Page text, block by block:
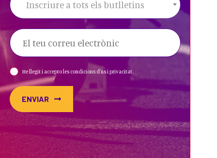
Inscriure a tots els butlletins
He llegit i accepto les condicions d'ús i privacitat.
ENVIAR